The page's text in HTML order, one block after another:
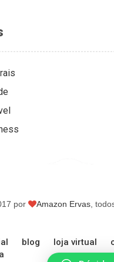
por Amazon Ervas ,
blog loja virtual